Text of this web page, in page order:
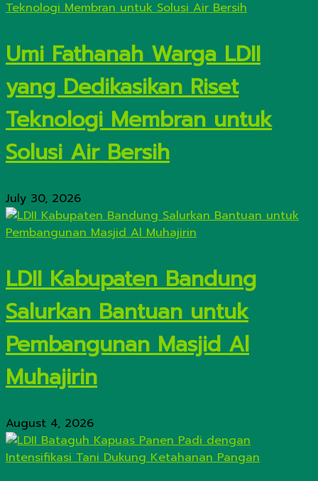
Umi Fathanah Warga LDII
yang Dedikasikan Riset
Teknologi Membran untuk
Solusi Air Bersih
July 30, 2026
LDII Kabupaten Bandung
Salurkan Bantuan untuk
Pembangunan Masjid Al
Muhajirin
August 4, 2026